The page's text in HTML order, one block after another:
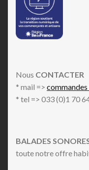
Nous CONTACTER
* mail =>
* tel => 033 (0)1 70
BALADES
toute notre offre